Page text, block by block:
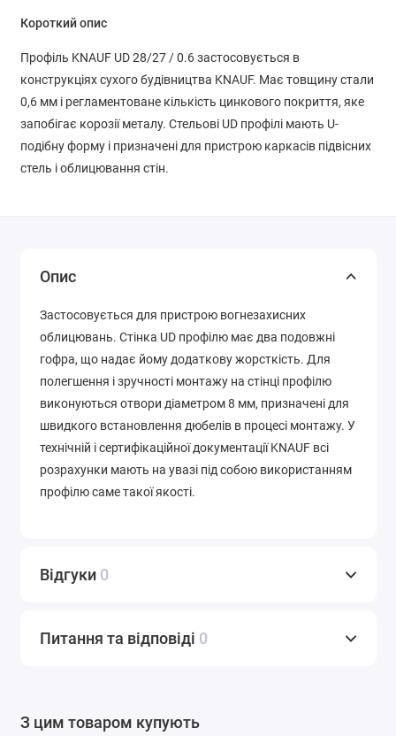
Короткий опис
Профіль KNAUF UD 28/27 / 0.6 застосовується в
конструкціях сухого будівництва KNAUF. Має товщину стали
0,6 мм і регламентоване кількість цинкового покриття, яке
запобігає корозії металу. Стельові UD профілі мають U-
подібну форму і призначені для пристрою каркасів підвісних
стель і облицювання стін.
Опис
Застосовується для пристрою вогнезахисних
облицювань. Стінка UD профілю має два подовжні
гофра, що надає йому додаткову жорсткість. Для
полегшення і зручності монтажу на стінці профілю
виконуються отвори діаметром 8 мм, призначені для
швидкого встановлення дюбелів в процесі монтажу. У
технічній і сертифікаційної документації KNAUF всі
розрахунки мають на увазі під собою використанням
профілю саме такої якості.
Відгуки 0
Питання та відповіді 0
З цим товаром купують